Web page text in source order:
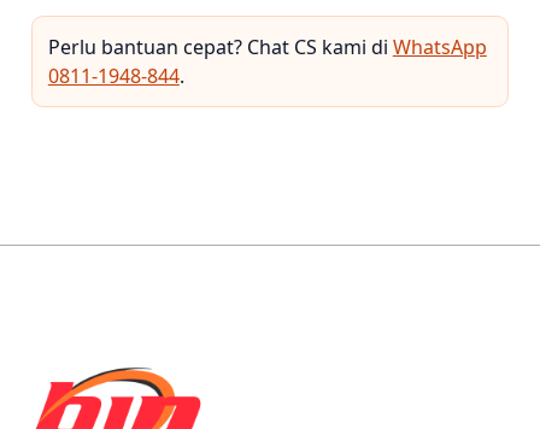
Perlu bantuan cepat? Chat CS kami di WhatsApp
0811-1948-844.